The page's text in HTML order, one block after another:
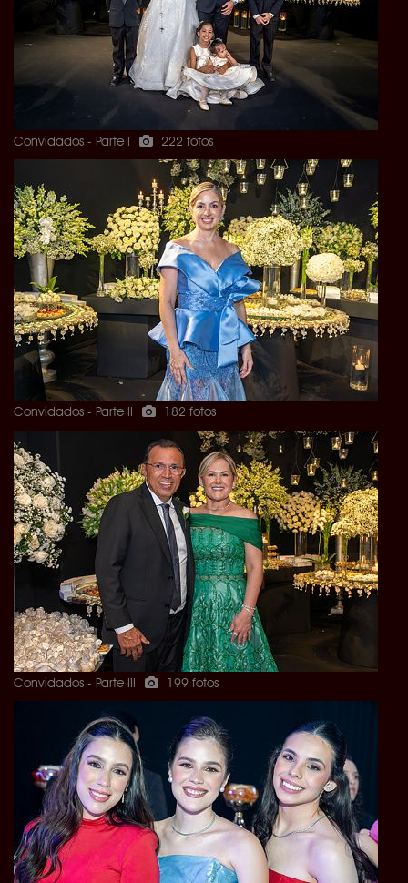
Convidados - Parte I 222 fotos
Convidados - Parte II 182 fotos
Convidados - Parte III 199 fotos